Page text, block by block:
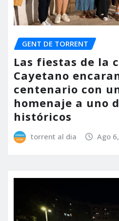
GENT DE TORRENT
Las fiestas de la
Cayetano
centenario con
homenaje a uno
históricos
torrent al dia Ago